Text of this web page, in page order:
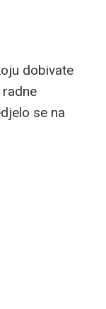
dobivate
se na